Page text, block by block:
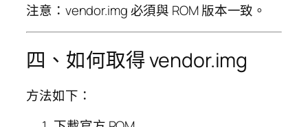
注意：vendor.img 必須與 ROM 版本一致。
四、如何取得 vendor.img
方法如下：